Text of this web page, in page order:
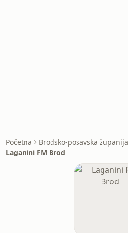
Početna Brodsko-posavska županija
Laganini FM Brod